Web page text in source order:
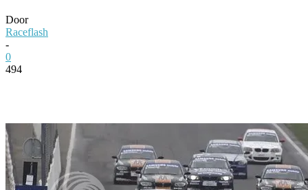
Door
Raceflash
-
0
494